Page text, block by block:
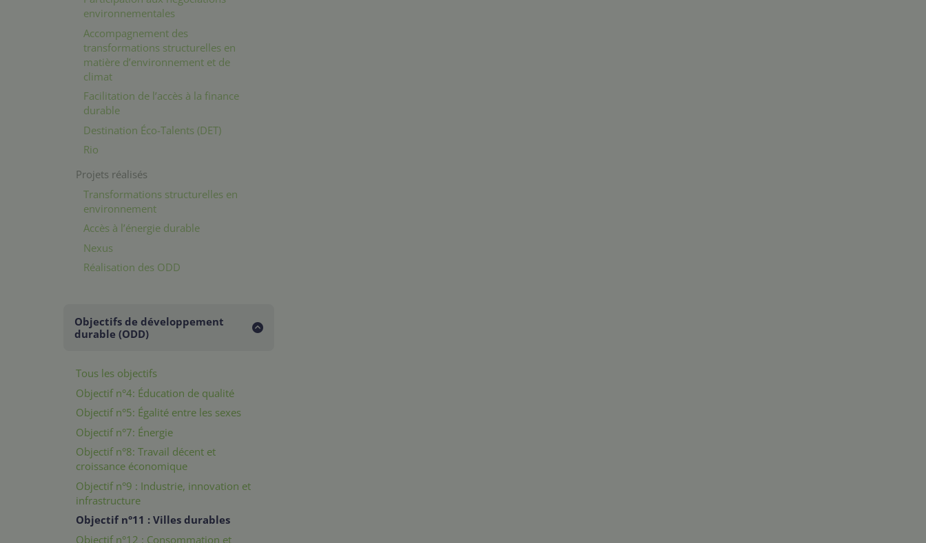
environnementales
Accompagnement des
transformations structurelles en
matière d’environnement et de
climat
Facilitation de l’accès à la finance
durable
Destination Éco-Talents (DET)
Rio
Projets réalisés
Transformations structurelles en
environnement
Accès à l’énergie durable
Nexus
Réalisation des ODD
Objectifs de développement
durable (ODD)
Tous les objectifs
Objectif n°4: Éducation de qualité
Objectif n°5: Égalité entre les sexes
Objectif n°7: Énergie
Objectif n°8: Travail décent et
croissance économique
Objectif n°9 : Industrie, innovation et
infrastructure
Objectif n°11 : Villes durables
Objectif n°12 : Consommation et